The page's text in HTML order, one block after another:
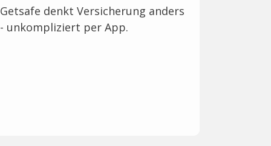
Getsafe denkt Versicherung anders
- unkompliziert per App.